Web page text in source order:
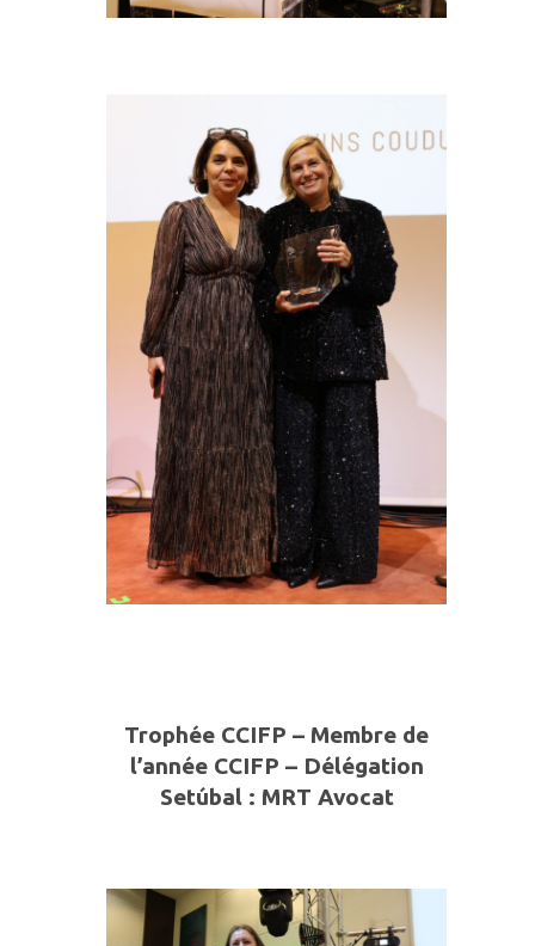
Trophée CCIFP – Membre de
l’année CCIFP – Délégation
Setúbal : MRT Avocat